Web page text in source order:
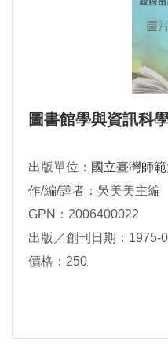
圖書館學與資訊科
出版單位： 國立臺灣師
作/編/譯者：吳美美主編
GPN：2006400022
出版／創刊日期：1975-
價格：250